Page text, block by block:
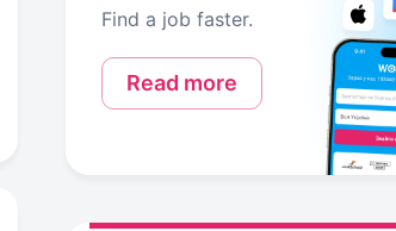
Find a job faster.
Read more